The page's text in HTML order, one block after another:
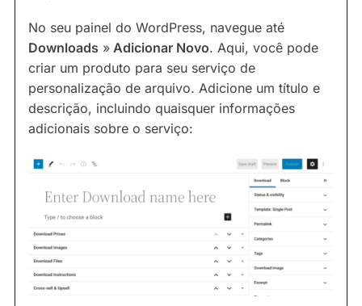
No seu painel do WordPress, navegue até
Downloads » Adicionar Novo. Aqui, você pode
criar um produto para seu serviço de
personalização de arquivo. Adicione um título e
descrição, incluindo quaisquer informações
adicionais sobre o serviço: